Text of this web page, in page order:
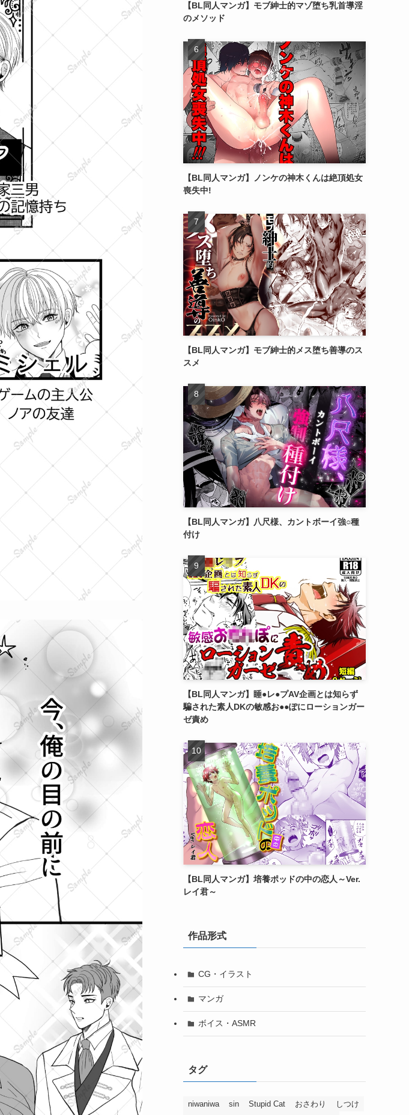
【BL同人マンガ】モブ紳士的マゾ堕ち乳首導淫
のメソッド
【BL同人マンガ】ノンケの神木くんは絶頂処女
喪失中!
【BL同人マンガ】モブ紳士的メス堕ち善導のス
スメ
【BL同人マンガ】八尺様、カントボーイ強○種
付け
【BL同人マンガ】睡●レ●プAV企画とは知らず
騙された素人DKの敏感お●●ぽにローションガー
ゼ責め
【BL同人マンガ】培養ポッドの中の恋人～Ver.
レイ君～
作品形式
CG・イラスト
マンガ
ボイス・ASMR
タグ
niwaniwa sin Stupid Cat おさわり
しつけ